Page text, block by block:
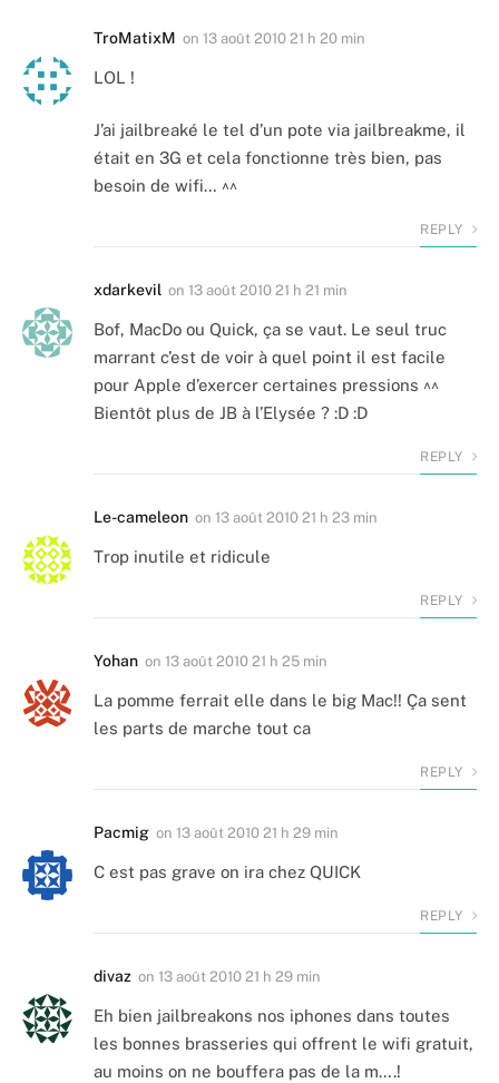
TroMatixM on 13 août 2010 21 h 20 min
LOL !
J’ai jailbreaké le tel d’un pote via jailbreakme, il
était en 3G et cela fonctionne très bien, pas
besoin de wifi… ^^
REPLY
xdarkevil on 13 août 2010 21 h 21 min
Bof, MacDo ou Quick, ça se vaut. Le seul truc
marrant c’est de voir à quel point il est facile
pour Apple d’exercer certaines pressions ^^
Bientôt plus de JB à l’Elysée ? :D :D
REPLY
Le-cameleon on 13 août 2010 21 h 23 min
Trop inutile et ridicule
REPLY
Yohan on 13 août 2010 21 h 25 min
La pomme ferrait elle dans le big Mac!! Ça sent
les parts de marche tout ca
REPLY
Pacmig on 13 août 2010 21 h 29 min
C est pas grave on ira chez QUICK
REPLY
divaz on 13 août 2010 21 h 29 min
Eh bien jailbreakons nos iphones dans toutes
les bonnes brasseries qui offrent le wifi gratuit,
au moins on ne bouffera pas de la m….!